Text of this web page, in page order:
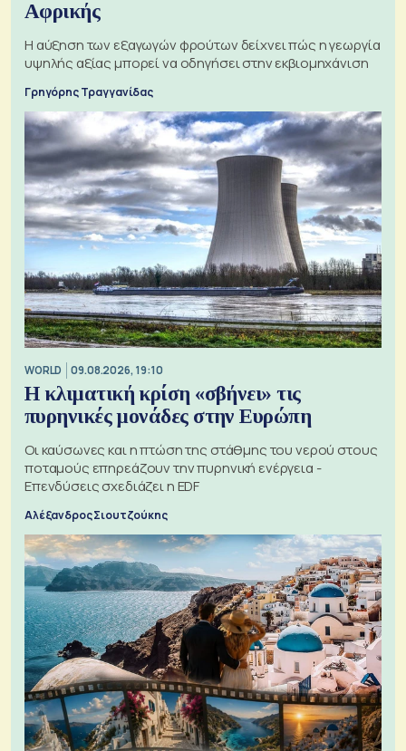
Αφρικής
Η αύξηση των εξαγωγών φρούτων δείχνει πώς η γεωργία
υψηλής αξίας μπορεί να οδηγήσει στην εκβιομηχάνιση
Γρηγόρης Τραγγανίδας
WORLD 09.08.2026, 19:10
Η κλιματική κρίση «σβήνει» τις
πυρηνικές μονάδες στην Ευρώπη
Οι καύσωνες και η πτώση της στάθμης του νερού στους
ποταμούς επηρεάζουν την πυρηνική ενέργεια -
Επενδύσεις σχεδιάζει η EDF
Αλέξανδρος Σιουτζούκης